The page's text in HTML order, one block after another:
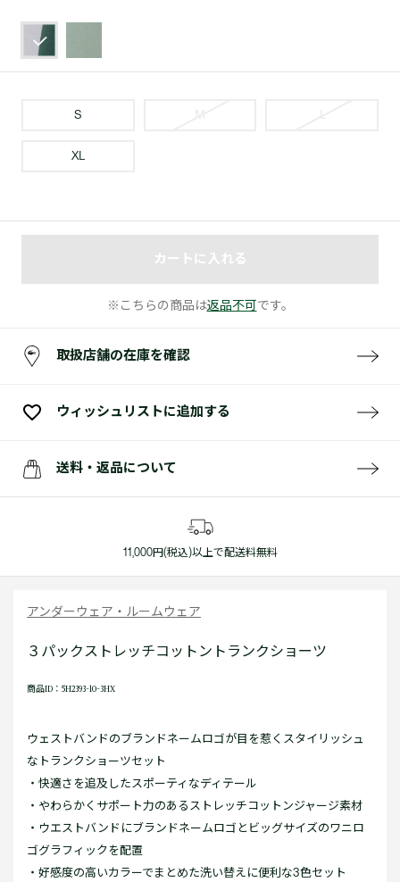
S
XL
カートに入れる
※こちらの商品は返品不可 です。
取扱店舗の在庫を確認
ウィッシュリストに追加する
送料・返品について
11,000円(税込)以上で配送料無料
アンダーウェア・ルームウェア
３パックストレッチコットントランクショーツ
商品ID：5H2393-10-3HX
ウェストバンドのブランドネームロゴが目を惹くスタイリッシュ
なトランクショーツセット
・快適さを追及したスポーティなディテール
・やわらかくサポート力のあるストレッチコットンジャージ素材
・ウエストバンドにブランドネームロゴとビッグサイズのワニロ
ゴグラフィックを配置
・好感度の高いカラーでまとめた洗い替えに便利な3色セット